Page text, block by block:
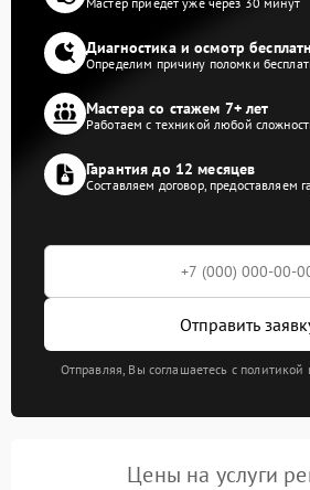
Диагностика и осмотр
Определим причину поломки
Мастера со стажем 7+ лет
Работаем с техникой любой
Гарантия до 12 месяцев
Составляем договор, предоставляем
Отправить
Отправляя, Вы соглашаетесь с
Цены на услуги